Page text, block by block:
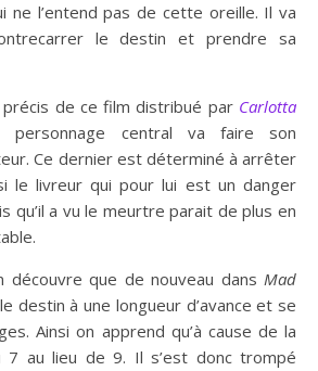
ne l’entend pas de cette oreille. Il va
le destin et prendre sa
précis de ce film distribué par Carlotta
personnage central va faire son
Ce dernier est déterminé à arrêter
le livreur qui pour lui est un danger
qu’il a vu le meurtre parait de plus en
découvre que de nouveau dans Mad
destin à une longueur d’avance et se
Ainsi on apprend qu’à cause de la
7 au lieu de 9. Il s’est donc trompé